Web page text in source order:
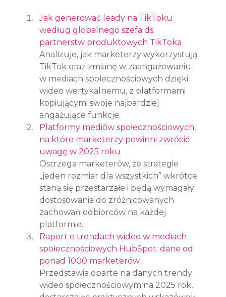
Jak generować leady na TikToku
według globalnego szefa ds.
partnerstw produktowych TikToka
Analizuje, jak marketerzy wykorzystują
TikTok oraz zmianę w zaangażowaniu
w mediach społecznościowych dzięki
wideo wertykalnemu, z platformami
kopiującymi swoje najbardziej
angażujące funkcje.
Platformy mediów społecznościowych,
na które marketerzy powinni zwrócić
uwagę w 2025 roku
Ostrzega marketerów, że strategie
„jeden rozmiar dla wszystkich” wkrótce
staną się przestarzałe i będą wymagały
dostosowania do zróżnicowanych
zachowań odbiorców na każdej
platformie.
Raport o trendach wideo w mediach
społecznościowych HubSpot: dane od
ponad 1000 marketerów
Przedstawia oparte na danych trendy
wideo społecznościowym na 2025 rok,